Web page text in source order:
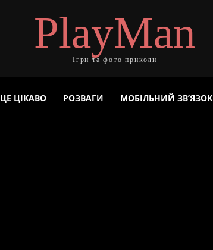
PlayMan
Ігри та фото приколи
ЦЕ ЦІКАВО РОЗВАГИ МОБІЛЬНИЙ ЗВ’ЯЗОК